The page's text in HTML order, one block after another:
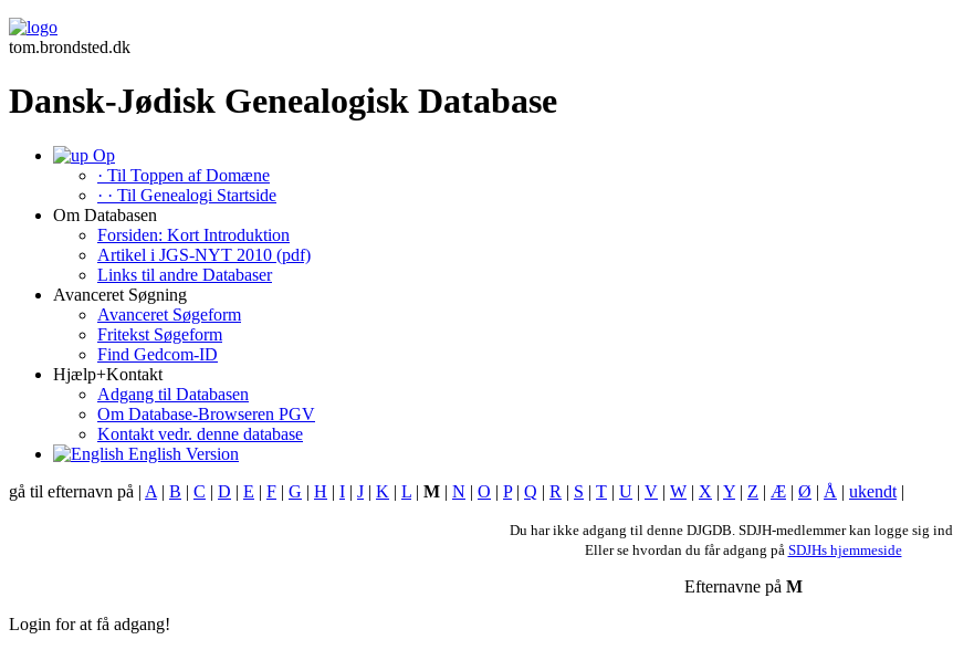
tom.brondsted.dk
Dansk-Jødisk Genealogisk Database
Op
· Til Toppen af Domæne
· · Til Genealogi Startside
Om Databasen
Forsiden: Kort Introduktion
Artikel i JGS-NYT 2010 (pdf)
Links til andre Databaser
Avanceret Søgning
Avanceret Søgeform
Fritekst Søgeform
Find Gedcom-ID
Hjælp+Kontakt
Adgang til Databasen
Om Database-Browseren PGV
Kontakt vedr. denne database
English Version
gå til efternavn på | A | B | C | D | E | F | G | H | I | J | K | L | M | N | O | P| Q | R | S | T | U | V | W | X | Y | Z | Æ | Ø | Å | ukendt |
Du har ikke adgang til denne DJGDB. SDJH-medlemmer kan logge sig ind
Eller se hvordan du får adgang på SDJHs hjemmeside
Efternavne på M
Login for at få adgang!